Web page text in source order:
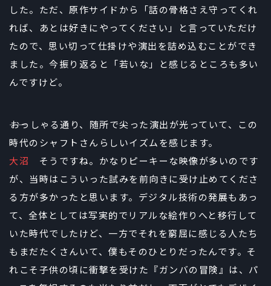
した。ただ、原作サイドから「話の骨格さえ守ってくれ
れば、あとは好きにやってください」と言っていただけ
たので、思い切って仕掛けや演出を詰め込むことができ
ました。今振り返ると「若いな」と感じるところも多い
んですけど。
――おっしゃる通り、随所で尖った演出が光っていて、この
時代のシャフトさんらしいイズムを感じます。
大沼 そうですね。かなりピーキーな映像が多いのです
が、当時はこういった試みを前向きに受け止めてくださ
る方が多かったと思います。デジタル技術の発展もあっ
て、全体としては写実的でリアルな絵作りへと移行して
いた時代でしたけど、一方でそれを窮屈に感じる人たち
もまだたくさんいて、僕もそのひとりだったんです。そ
れこそ子供の頃に衝撃を受けた『ガンバの冒険』は、パ